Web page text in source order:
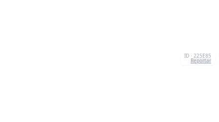
ID · 225E85
Reportar